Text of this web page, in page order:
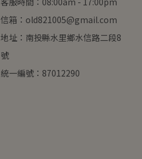
信箱：old821005@gmail.com
地址：南投縣水里鄉水信路二段8
號
統一編號：87012290